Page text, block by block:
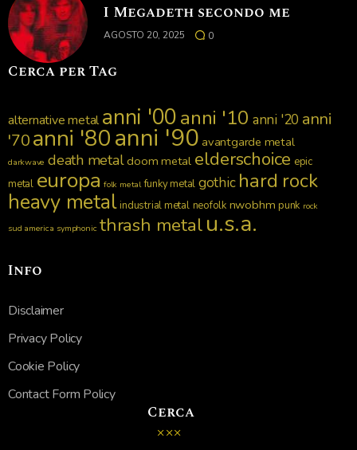
I Megadeth secondo me
AGOSTO 20, 2025 0
Cerca per Tag
alternative metal anni '00anni '10 anni '20 anni
'70anni '80anni '90 avantgarde metal
darkwave death metaldoom metal elderschoice epic
metal europa folk metal funky metal gothic hard rock
heavy metal industrial metal neofolk nwobhm punk rock
sud america symphonic thrash metalu.s.a.
Info
Disclaimer
Privacy Policy
Cookie Policy
Contact Form Policy
Cerca